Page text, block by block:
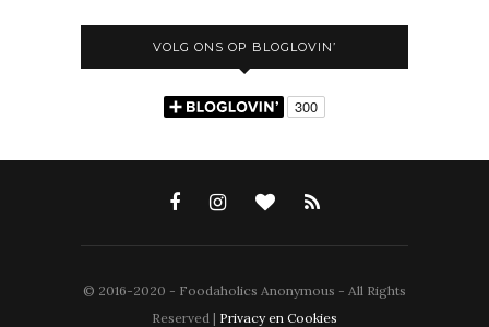
VOLG ONS OP BLOGLOVIN’
© 2016-2020 - Foodaholics Anonymous - All Rights
Reserved | Privacy en Cookies